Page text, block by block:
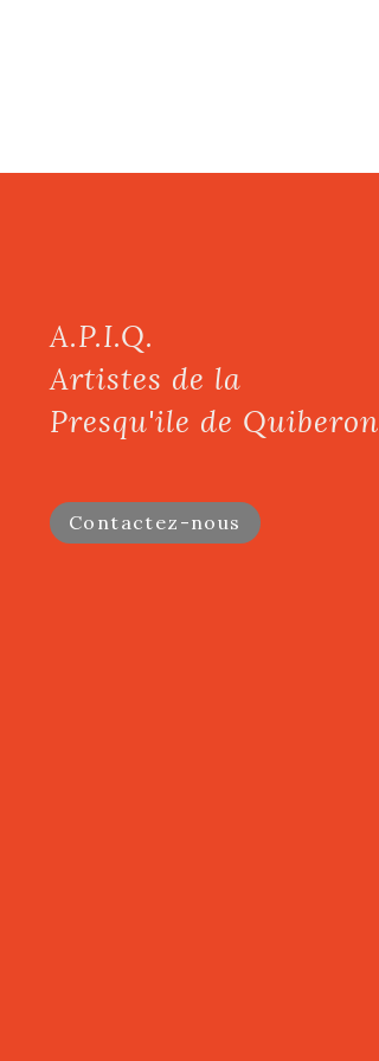
A.P.I.Q.
Artistes de la
Presqu'ile de Quiberon
Contactez-nous